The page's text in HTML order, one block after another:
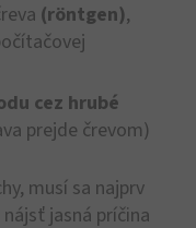
(röntgen),
cez hrubé
prejde črevom)
musí sa najprv
jasná príčina